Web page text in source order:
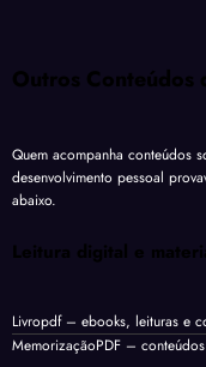
Outros Conteúdos
Quem acompanha conteúdos
desenvolvimento pessoal
abaixo.
Leitura digital e
Livropdf– ebooks, leituras e
MemorizaçãoPDF –